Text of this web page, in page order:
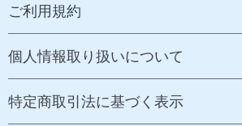
ご利用規約
個人情報取り扱いについて
特定商取引法に基づく表示